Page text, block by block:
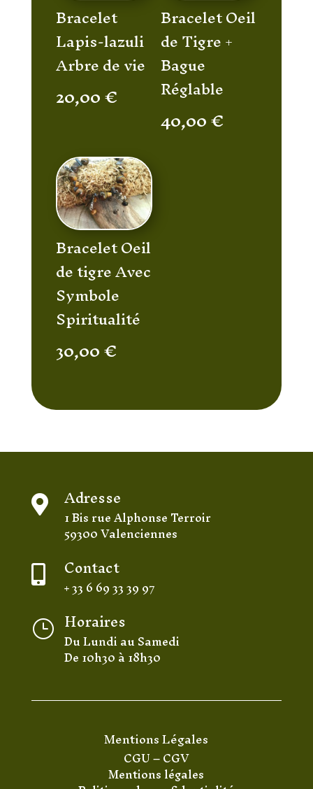
Bracelet
Lapis-lazuli
Arbre de vie
20,00€
Bracelet Oeil
de Tigre +
Bague
Réglable
40,00€
Bracelet Oeil
de tigre Avec
Symbole
Spiritualité
30,00€
 Adresse
1 Bis rue Alphonse Terroir
59300 Valenciennes
 Contact
+ 33 6 69 33 39 97
} Horaires
Du Lundi au Samedi
De 10h30 à 18h30
Mentions Légales
CGU–CGV
Mentions légales